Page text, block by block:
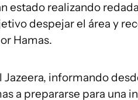
estado realizando
despejar el área y
Hamas.
informando
a prepararse para una